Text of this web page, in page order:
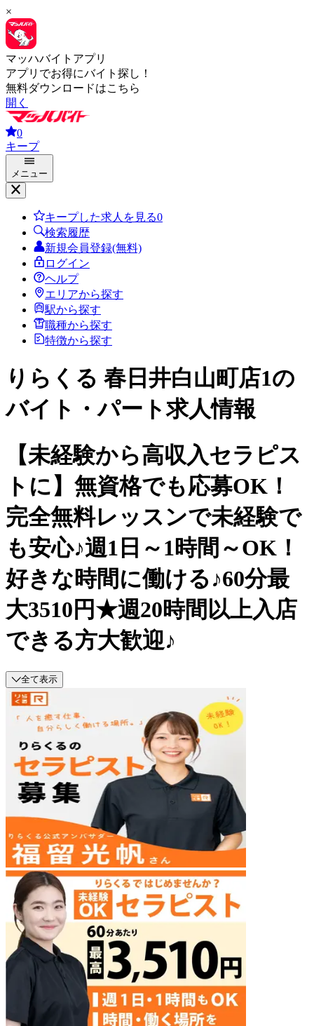
×
マッハバイトアプリ
アプリでお得にバイト探し！
無料ダウンロードはこちら
開く
0
キープ
メニュー
キープした求人を見る0
検索履歴
新規会員登録(無料)
ログイン
ヘルプ
エリアから探す
駅から探す
職種から探す
特徴から探す
りらくる 春日井白山町店1の
バイト・パート求人情報
【未経験から高収入セラピス
トに】無資格でも応募OK！
完全無料レッスンで未経験で
も安心♪週1日～1時間～OK！
好きな時間に働ける♪60分最
大3510円★週20時間以上入店
できる方大歓迎♪
全て表示